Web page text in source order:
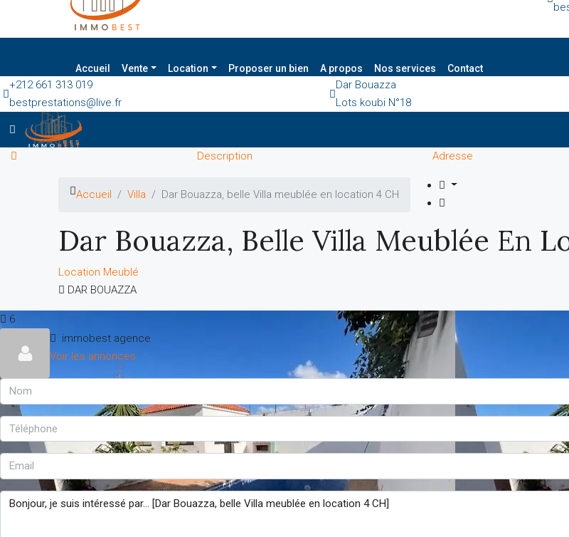
Accueil Vente Location Proposer un bien A propos Nos services Contact
+212 661 313 019
bestprestations@live.fr
Dar Bouazza
Lots koubi N°18
Description Adresse
Accueil Villa Dar Bouazza, belle Villa meublée en location 4 CH
Dar Bouazza, Belle Villa Meublée En
Location Meublé
DAR BOUAZZA
6
immobest agence
Voir les annonces